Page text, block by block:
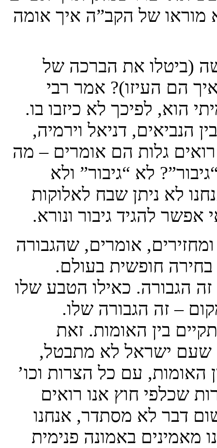
מוראו של הקב”ה איך אומה
(ביטלו את הברכה של
הם העיזו)? אמר רבי
הוא, לפיכך לא כיזבו בו.
הנביאים, דניאל וירמיה,
רואים גלות הם אומרים – מה
לא “גיבור” ולא
לא ניתן שבח לאלוקות
להגיד גיבור ונורא.
אומרים, שהגבורה
חופשית בעולם.
זה הגבורה. כאילו הטבע שלו
– זה הגבורה שלו.
בין האומות. זאת
שעם ישראל לא מתבטל,
עם כל הצרות וכו’
שכלפי חוץ אנו רואים
דבר לא מסתדר, אנחנו
מאמינים באמונה פנימית